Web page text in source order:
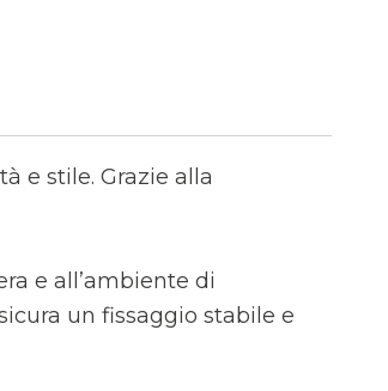
e stile. Grazie alla
e all’ambiente di
un fissaggio stabile e